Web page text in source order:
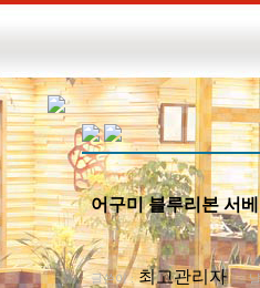
어구미 블루리본 서
글쓴이 : 최고관리자